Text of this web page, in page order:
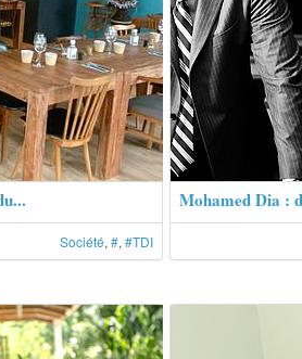
Société, #, #TDI
Mohamed Dia :